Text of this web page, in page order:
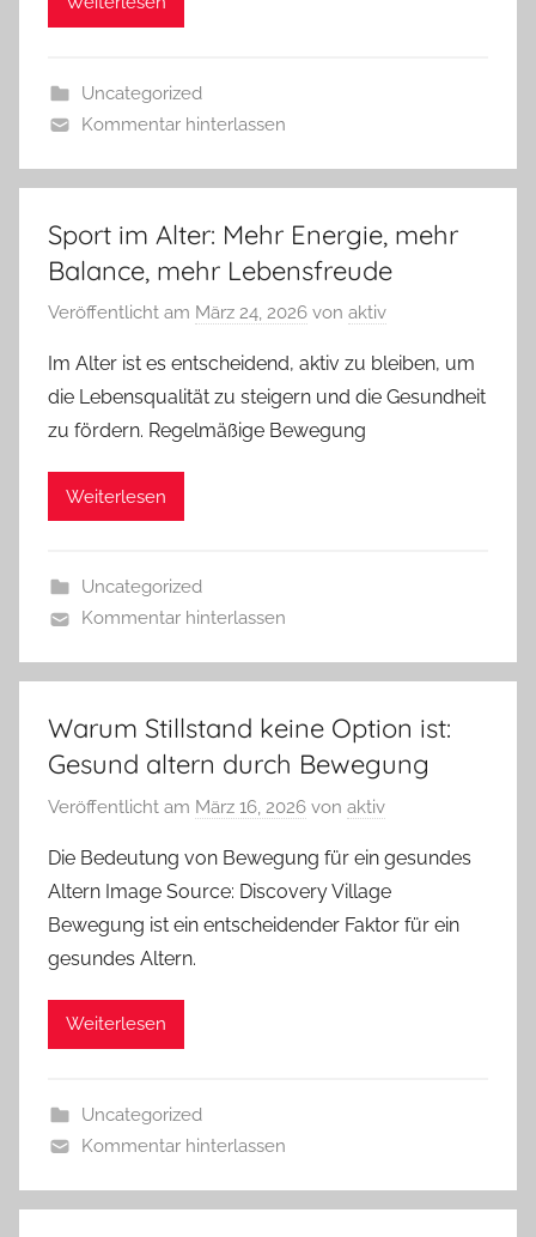
Uncategorized
Kommentar hinterlassen
Sport im Alter: Mehr Energie, mehr
Balance, mehr Lebensfreude
Veröffentlicht am März 24, 2026 von aktiv
Im Alter ist es entscheidend, aktiv zu bleiben, um
die Lebensqualität zu steigern und die Gesundheit
zu fördern. Regelmäßige Bewegung
Weiterlesen
Uncategorized
Kommentar hinterlassen
Warum Stillstand keine Option ist:
Gesund altern durch Bewegung
Veröffentlicht am März 16, 2026 von aktiv
Die Bedeutung von Bewegung für ein gesundes
Altern Image Source: Discovery Village
Bewegung ist ein entscheidender Faktor für ein
gesundes Altern.
Weiterlesen
Uncategorized
Kommentar hinterlassen